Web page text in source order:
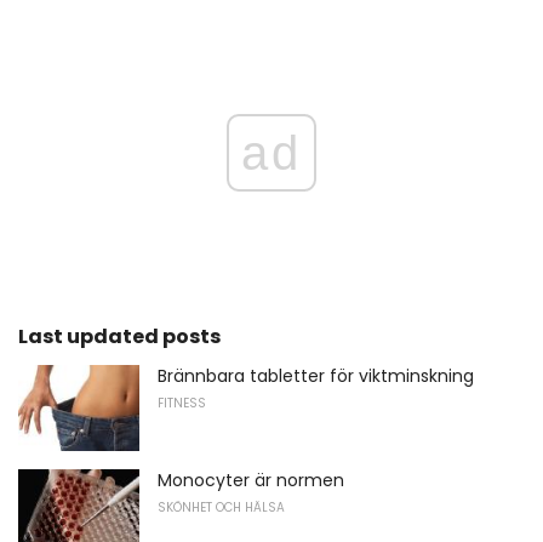
ad
Last updated posts
Brännbara tabletter för viktminskning
FITNESS
Monocyter är normen
SKÖNHET OCH HÄLSA